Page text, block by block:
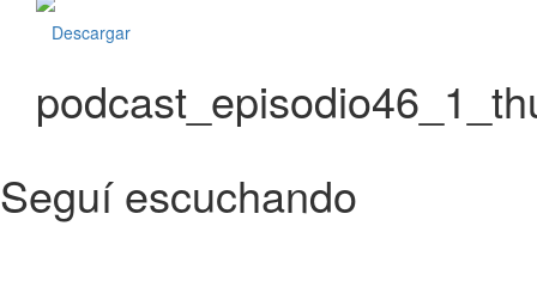
Descargar
Seguí escuchando